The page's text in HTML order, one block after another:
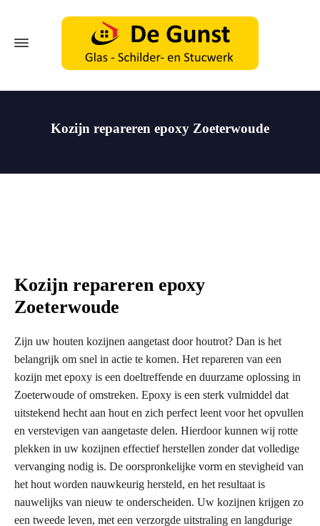
Kozijn repareren epoxy Zoeterwoude
Kozijn repareren epoxy
Zoeterwoude
Zijn uw houten kozijnen aangetast door houtrot? Dan is het
belangrijk om snel in actie te komen. Het repareren van een
kozijn met epoxy is een doeltreffende en duurzame oplossing in
Zoeterwoude of omstreken. Epoxy is een sterk vulmiddel dat
uitstekend hecht aan hout en zich perfect leent voor het opvullen
en verstevigen van aangetaste delen. Hierdoor kunnen wij rotte
plekken in uw kozijnen effectief herstellen zonder dat volledige
vervanging nodig is. De oorspronkelijke vorm en stevigheid van
het hout worden nauwkeurig hersteld, en het resultaat is
nauwelijks van nieuw te onderscheiden. Uw kozijnen krijgen zo
een tweede leven, met een verzorgde uitstraling en langdurige